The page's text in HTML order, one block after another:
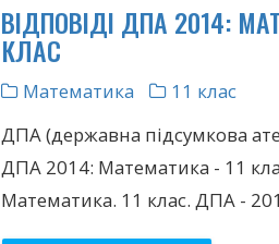
ВІДПОВІДІ ДПА 2014:
КЛАС
Математика
11 клас
ДПА (державна підсумкова
ДПА 2014: Математика - 11
Математика. 11 клас. ДПА -